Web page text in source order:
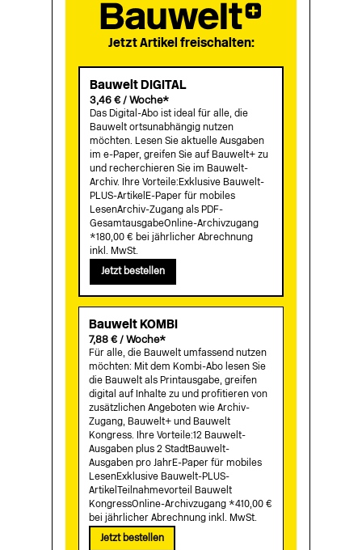
Jetzt Artikel freischalten:
Bauwelt DIGITAL
3,46 € / Woche*
Das Digital-Abo ist ideal für alle, die
Bauwelt ortsunabhängig nutzen
möchten. Lesen Sie aktuelle Ausgaben
im e-Paper, greifen Sie auf Bauwelt+ zu
und recherchieren Sie im Bauwelt-
Archiv. Ihre Vorteile:Exklusive Bauwelt-
PLUS-ArtikelE-Paper für mobiles
LesenArchiv-Zugang als PDF-
GesamtausgabeOnline-Archivzugang
*180,00 € bei jährlicher Abrechnung
inkl. MwSt.
Jetzt bestellen
Bauwelt KOMBI
7,88 € / Woche*
Für alle, die Bauwelt umfassend nutzen
möchten: Mit dem Kombi-Abo lesen Sie
die Bauwelt als Printausgabe, greifen
digital auf Inhalte zu und profitieren von
zusätzlichen Angeboten wie Archiv-
Zugang, Bauwelt+ und Bauwelt
Kongress. Ihre Vorteile:12 Bauwelt-
Ausgaben plus 2 StadtBauwelt-
Ausgaben pro JahrE-Paper für mobiles
LesenExklusive Bauwelt-PLUS-
ArtikelTeilnahmevorteil Bauwelt
KongressOnline-Archivzugang *410,00 €
bei jährlicher Abrechnung inkl. MwSt.
Jetzt bestellen